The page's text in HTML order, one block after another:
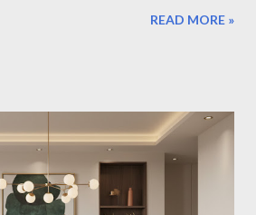
quá lớn có thể làm không gian trở
thất, giúp bạn dễ dàng tìm được mẫu
Chọn Kích Thước Thảm Phòng
Loại Sofa (Kèm Bảng Kích Thước) Vì
khách lại quan trọng? Trong thiết
READ MORE »